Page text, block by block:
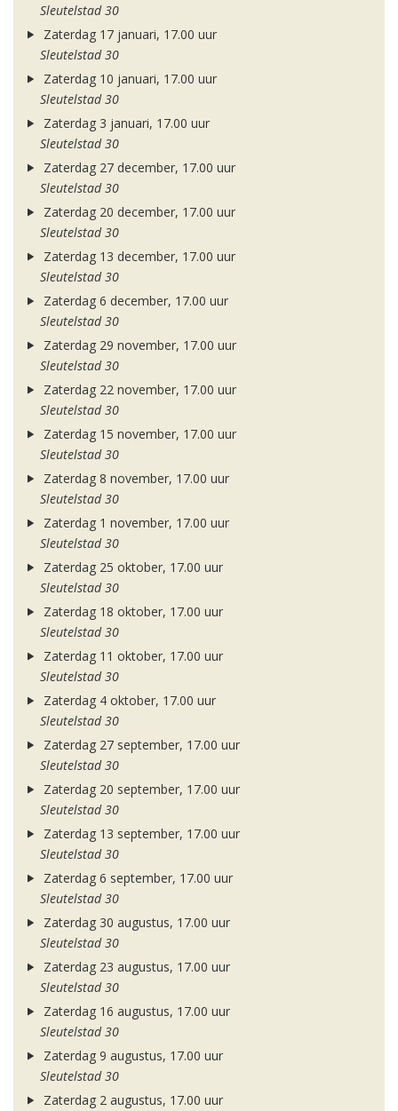
Sleutelstad 30
Zaterdag 17 januari, 17.00 uur
Sleutelstad 30
Zaterdag 10 januari, 17.00 uur
Sleutelstad 30
Zaterdag 3 januari, 17.00 uur
Sleutelstad 30
Zaterdag 27 december, 17.00 uur
Sleutelstad 30
Zaterdag 20 december, 17.00 uur
Sleutelstad 30
Zaterdag 13 december, 17.00 uur
Sleutelstad 30
Zaterdag 6 december, 17.00 uur
Sleutelstad 30
Zaterdag 29 november, 17.00 uur
Sleutelstad 30
Zaterdag 22 november, 17.00 uur
Sleutelstad 30
Zaterdag 15 november, 17.00 uur
Sleutelstad 30
Zaterdag 8 november, 17.00 uur
Sleutelstad 30
Zaterdag 1 november, 17.00 uur
Sleutelstad 30
Zaterdag 25 oktober, 17.00 uur
Sleutelstad 30
Zaterdag 18 oktober, 17.00 uur
Sleutelstad 30
Zaterdag 11 oktober, 17.00 uur
Sleutelstad 30
Zaterdag 4 oktober, 17.00 uur
Sleutelstad 30
Zaterdag 27 september, 17.00 uur
Sleutelstad 30
Zaterdag 20 september, 17.00 uur
Sleutelstad 30
Zaterdag 13 september, 17.00 uur
Sleutelstad 30
Zaterdag 6 september, 17.00 uur
Sleutelstad 30
Zaterdag 30 augustus, 17.00 uur
Sleutelstad 30
Zaterdag 23 augustus, 17.00 uur
Sleutelstad 30
Zaterdag 16 augustus, 17.00 uur
Sleutelstad 30
Zaterdag 9 augustus, 17.00 uur
Sleutelstad 30
Zaterdag 2 augustus, 17.00 uur